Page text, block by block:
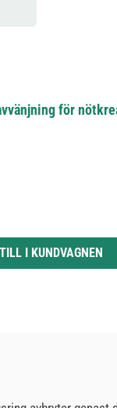
för
för att öka
I KUNDVAGNEN